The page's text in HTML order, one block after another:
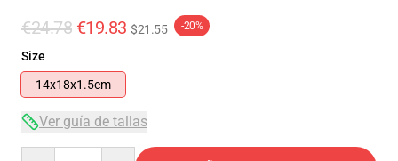
€24.78 €19.83 $21.55 -20%
Size
14x18x1.5cm
Ver guía de tallas